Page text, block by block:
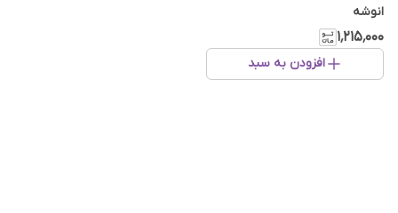
انوشه
۱٬۲۱۵٬۰۰۰
افزودن به سبد